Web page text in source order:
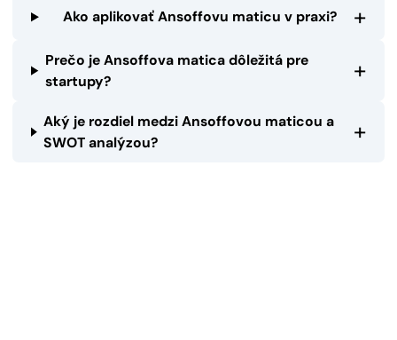
Ako aplikovať Ansoffovu maticu v praxi? +
Prečo je Ansoffova matica dôležitá pre
startupy?
+
Aký je rozdiel medzi Ansoffovou maticou a
SWOT analýzou?
+